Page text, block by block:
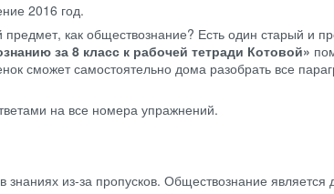
2016 год.
предмет, как обществознание? Есть один старый и
за 8 класс к рабочей тетради Котовой»
сможет самостоятельно дома разобрать все
на все номера упражнений.
из-за пропусков. Обществознание является